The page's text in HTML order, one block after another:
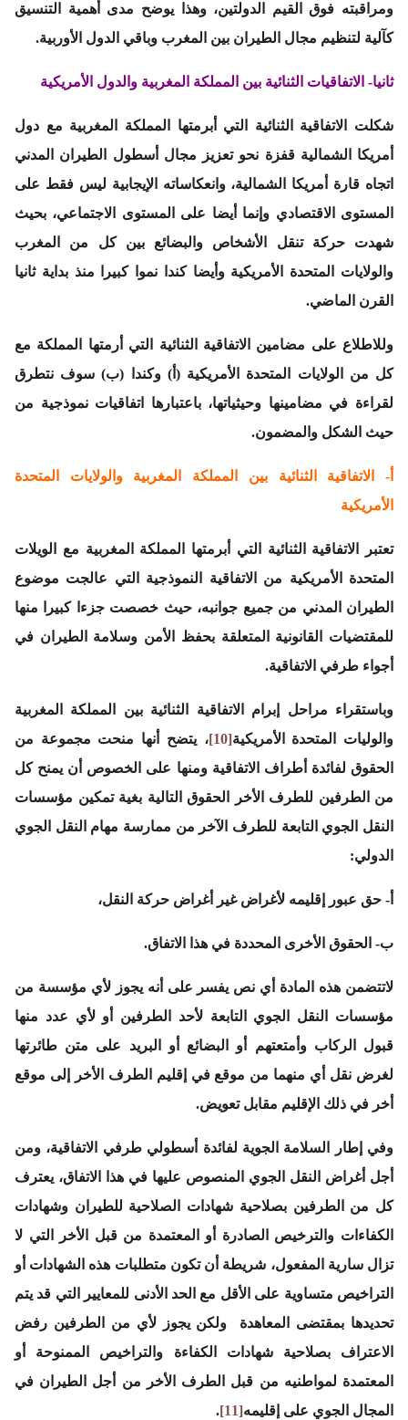
ومراقبته فوق القيم الدولتين، وهذا يوضح مدى أهمية التنسيق
كآلية لتنظيم مجال الطيران بين المغرب وباقي الدول الأوربية.
ثانيا- الاتفاقيات الثنائية بين المملكة المغربية والدول الأمريكية
شكلت الاتفاقية الثنائية التي أبرمتها المملكة المغربية مع دول
أمريكا الشمالية قفزة نحو تعزيز مجال أسطول الطيران المدني
اتجاه قارة أمريكا الشمالية، وانعكاساته الإيجابية ليس فقط على
المستوى الاقتصادي وإنما أيضا على المستوى الاجتماعي، بحيث
شهدت حركة تنقل الأشخاص والبضائع بين كل من المغرب
والولايات المتحدة الأمريكية وأيضا كندا نموا كبيرا منذ بداية ثانيا
القرن الماضي.
وللاطلاع على مضامين الاتفاقية الثنائية التي أرمتها المملكة مع
كل من الولايات المتحدة الأمريكية (أ) وكندا (ب) سوف نتطرق
لقراءة في مضامينها وحيثياتها، باعتبارها اتفاقيات نموذجية من
حيث الشكل والمضمون.
أ- الاتفاقية الثنائية بين المملكة المغربية والولايات المتحدة
الأمريكية
تعتبر الاتفاقية الثنائية التي أبرمتها المملكة المغربية مع الويلات
المتحدة الأمريكية من الاتفاقية النموذجية التي عالجت موضوع
الطيران المدني من جميع جوانبه، حيث خصصت جزءا كبيرا منها
للمقتضيات القانونية المتعلقة بحفظ الأمن وسلامة الطيران في
أجواء طرفي الاتفاقية.
وباستقراء مراحل إبرام الاتفاقية الثنائية بين المملكة المغربية
والوليات المتحدة الأمريكية[10]
، يتضح أنها منحت مجموعة من
الحقوق لفائدة أطراف الاتفاقية ومنها على الخصوص أن يمنح كل
من الطرفين للطرف الأخر الحقوق التالية بغية تمكين مؤسسات
النقل الجوي التابعة للطرف الآخر من ممارسة مهام النقل الجوي
الدولي:
أ- حق عبور إقليمه لأغراض غير أغراض حركة النقل،
ب- الحقوق الأخرى المحددة في هذا الاتفاق.
لاتتضمن هذه المادة أي نص يفسر على أنه يجوز لأي مؤسسة من
مؤسسات النقل الجوي التابعة لأحد الطرفين أو لأي عدد منها
قبول الركاب وأمتعتهم أو البضائع أو البريد على متن طائرتها
لغرض نقل أي منهما من موقع في إقليم الطرف الأخر إلى موقع
أخر في ذلك الإقليم مقابل تعويض.
وفي إطار السلامة الجوية لفائدة أسطولي طرفي الاتفاقية، ومن
أجل أغراض النقل الجوي المنصوص عليها في هذا الاتفاق، يعترف
كل من الطرفين بصلاحية شهادات الصلاحية للطيران وشهادات
الكفاءات والترخيص الصادرة أو المعتمدة من قبل الأخر التي لا
تزال سارية المفعول، شريطة أن تكون متطلبات هذه الشهادات أو
التراخيص متساوية على الأقل مع الحد الأدنى للمعايير التي قد يتم
تحديدها بمقتضى المعاهدة ولكن يجوز لأي من الطرفين رفض
الاعتراف بصلاحية شهادات الكفاءة والتراخيص الممنوحة أو
المعتمدة لمواطنيه من قبل الطرف الأخر من أجل الطيران في
المجال الجوي على إقليمه[11]
.